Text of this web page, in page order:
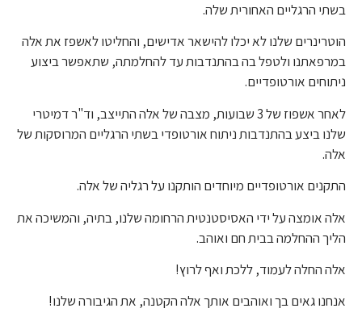
בשתי הרגליים האחורית שלה.
הוטרינרים שלנו לא יכלו להישאר אדישים, והחליטו לאשפז את אלה
במרפאתנו ולטפל בה בהתנדבות עד להחלמתה, שתאפשר ביצוע
ניתוחים אורטופדיים.
לאחר אשפוז של 3 שבועות, מצבה של אלה התייצב, וד"ר דמיטרי
שלנו ביצע בהתנדבות ניתוח אורטופדי בשתי הרגליים המרוסקות של
אלה.
התקנים אורטופדיים מיוחדים הותקנו על רגליה של אלה.
אלה אומצה על ידי האסיסטנטית הרחומה שלנו, בתיה, והמשיכה את
הליך ההחלמה בבית חם ואוהב.
אלה החלה לעמוד, ללכת ואף לרוץ!
אנחנו גאים בך ואוהבים אותך אלה הקטנה, את הגיבורה שלנו!